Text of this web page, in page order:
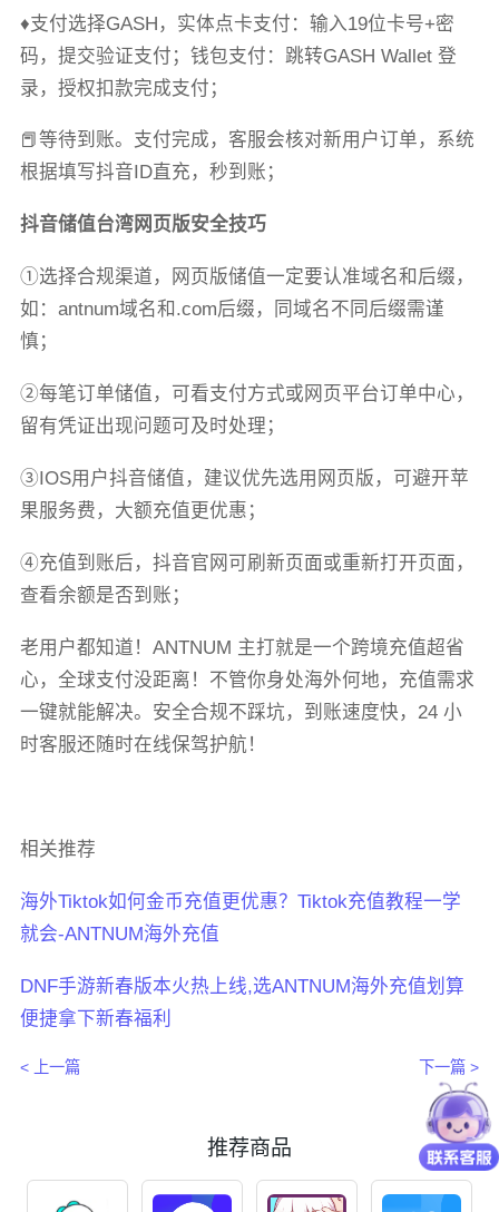
♦支付选择GASH，实体点卡支付：输入19位卡号+密
码，提交验证支付；钱包支付：跳转GASH Wallet 登
录，授权扣款完成支付；
📕等待到账。支付完成，客服会核对新用户订单，系统
根据填写抖音ID直充，秒到账；
抖音储值台湾网页版安全技巧
①选择合规渠道，网页版储值一定要认准域名和后缀，
如：antnum域名和.com后缀，同域名不同后缀需谨
慎；
②每笔订单储值，可看支付方式或网页平台订单中心，
留有凭证出现问题可及时处理；
③IOS用户抖音储值，建议优先选用网页版，可避开苹
果服务费，大额充值更优惠；
④充值到账后，抖音官网可刷新页面或重新打开页面，
查看余额是否到账；
老用户都知道！ANTNUM 主打就是一个跨境充值超省
心，全球支付没距离！不管你身处海外何地，充值需求
一键就能解决。安全合规不踩坑，到账速度快，24 小
时客服还随时在线保驾护航！
相关推荐
海外Tiktok如何金币充值更优惠？Tiktok充值教程一学
就会-ANTNUM海外充值
DNF手游新春版本火热上线,选ANTNUM海外充值划算
便捷拿下新春福利
< 上一篇 下一篇 >
推荐商品